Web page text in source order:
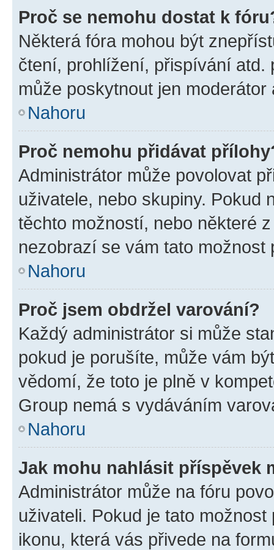
Proč se nemohu dostat k
Některá fóra mohou být
čtení, prohlížení, přispívání atd.
může poskytnout jen
Nahoru
Proč nemohu přidávat
Administrátor může povolovat
uživatele, nebo skupiny. Pokud
těchto možností, nebo některé
nezobrazí se vám tato
Nahoru
Proč jsem obdržel varování?
Každý administrátor si může
pokud je porušíte, může vám
vědomí, že toto je plně v
Group nemá s vydáváním
Nahoru
Jak mohu nahlásit příspěvek
Administrátor může na fóru
uživateli. Pokud je tato
ikonu, která vás přivede na